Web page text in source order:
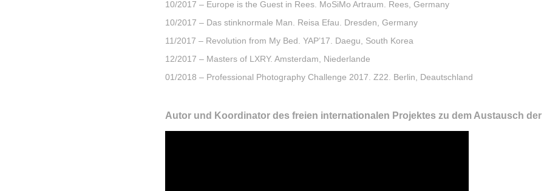
10/2017 – Europe is the Guest in Rees. MoSiMo Artraum. Rees, Germany
10/2017 – Das stinknormale Man. Reisa Efau. Dresden, Germany
11/2017 – Revolution from My Bed. YAP’17. Daegu, South Korea
12/2017 – Masters of LXRY. Amsterdam, Niederlande
01/2018 – Professional Photography Challenge 2017. Z22. Berlin, Deautschland
Autor und Koordinator des freien internationalen Projektes zu dem Austausch der